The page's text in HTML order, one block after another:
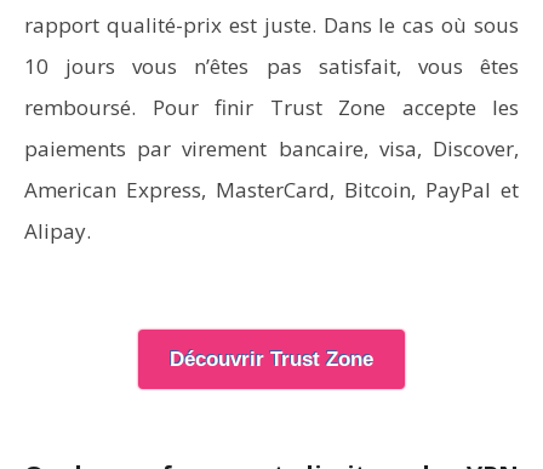
rapport qualité-prix est juste. Dans le cas où sous
10 jours vous n’êtes pas satisfait, vous êtes
remboursé. Pour finir Trust Zone accepte les
paiements par virement bancaire, visa, Discover,
American Express, MasterCard, Bitcoin, PayPal et
Alipay.
Découvrir Trust Zone